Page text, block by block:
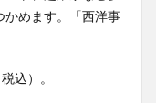
かめます。「西洋事
込）。